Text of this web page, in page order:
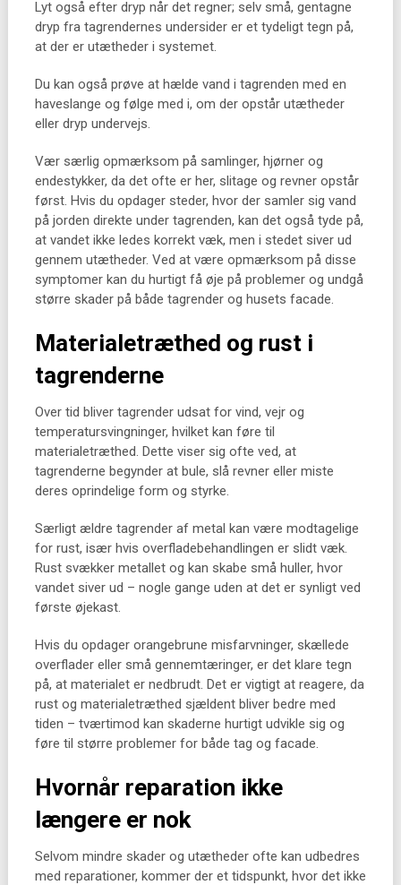
Lyt også efter dryp når det regner; selv små, gentagne
dryp fra tagrendernes undersider er et tydeligt tegn på,
at der er utætheder i systemet.
Du kan også prøve at hælde vand i tagrenden med en
haveslange og følge med i, om der opstår utætheder
eller dryp undervejs.
Vær særlig opmærksom på samlinger, hjørner og
endestykker, da det ofte er her, slitage og revner opstår
først. Hvis du opdager steder, hvor der samler sig vand
på jorden direkte under tagrenden, kan det også tyde på,
at vandet ikke ledes korrekt væk, men i stedet siver ud
gennem utætheder. Ved at være opmærksom på disse
symptomer kan du hurtigt få øje på problemer og undgå
større skader på både tagrender og husets facade.
Materialetræthed og rust i
tagrenderne
Over tid bliver tagrender udsat for vind, vejr og
temperatursvingninger, hvilket kan føre til
materialetræthed. Dette viser sig ofte ved, at
tagrenderne begynder at bule, slå revner eller miste
deres oprindelige form og styrke.
Særligt ældre tagrender af metal kan være modtagelige
for rust, især hvis overfladebehandlingen er slidt væk.
Rust svækker metallet og kan skabe små huller, hvor
vandet siver ud – nogle gange uden at det er synligt ved
første øjekast.
Hvis du opdager orangebrune misfarvninger, skællede
overflader eller små gennemtæringer, er det klare tegn
på, at materialet er nedbrudt. Det er vigtigt at reagere, da
rust og materialetræthed sjældent bliver bedre med
tiden – tværtimod kan skaderne hurtigt udvikle sig og
føre til større problemer for både tag og facade.
Hvornår reparation ikke
længere er nok
Selvom mindre skader og utætheder ofte kan udbedres
med reparationer, kommer der et tidspunkt, hvor det ikke